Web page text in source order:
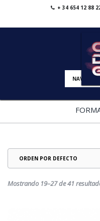
+ 34 654 12 88
Mostrando 19–27 de 41